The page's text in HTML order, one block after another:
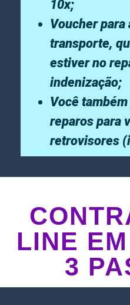
10x;
Voucher
transporte,
estiver no
indenização;
Você
reparos para
retrovisores
LINE
3